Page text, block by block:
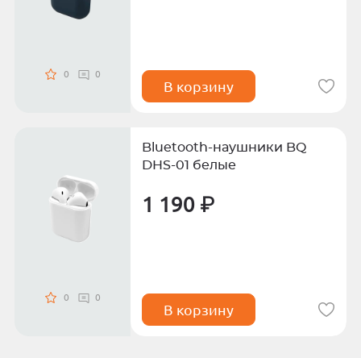
0 0
В корзину
0 0
Bluetooth-наушники BQ
DHS-01 белые
1 190 ₽
В корзину